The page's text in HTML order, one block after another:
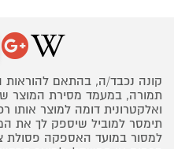
קונה נכבד/ה, בהתאם
תמורה, במעמד מסירת המוצר
ואלקטרונית דומה למוצר
תימסר למוביל שיספק לך את
למסור במועד האספקה פסולת